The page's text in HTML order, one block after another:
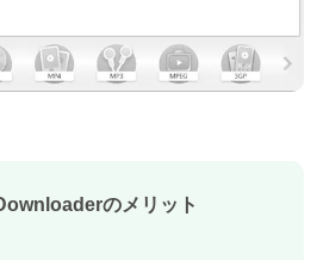
のメリット